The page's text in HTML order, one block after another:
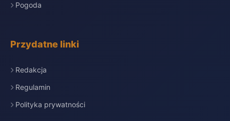
Pogoda
Przydatne linki
Redakcja
Regulamin
Polityka prywatności